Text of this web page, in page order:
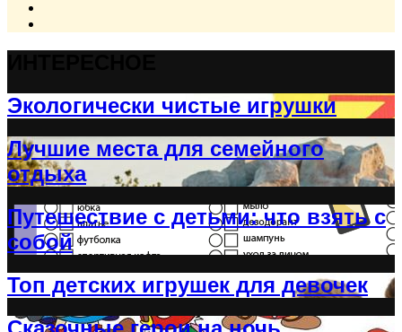
Экологически чистые игрушки
Лучшие места для семейного
отдыха
Путешествие с детьми: что взять с
собой
Топ детских игрушек для девочек